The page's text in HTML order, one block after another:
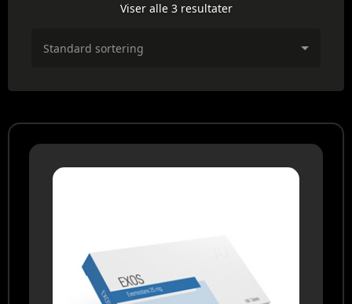
Viser alle 3 resultater